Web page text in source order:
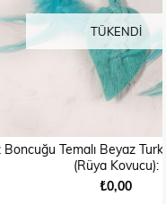
Düş Kapanı